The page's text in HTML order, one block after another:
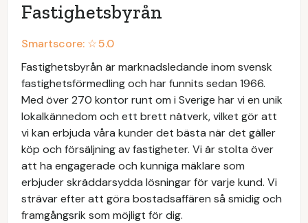
Fastighetsbyrån
Smartscore: ☆5.0
Fastighetsbyrån är marknadsledande inom svensk
fastighetsförmedling och har funnits sedan 1966.
Med över 270 kontor runt om i Sverige har vi en unik
lokalkännedom och ett brett nätverk, vilket gör att
vi kan erbjuda våra kunder det bästa när det gäller
köp och försäljning av fastigheter. Vi är stolta över
att ha engagerade och kunniga mäklare som
erbjuder skräddarsydda lösningar för varje kund. Vi
strävar efter att göra bostadsaffären så smidig och
framgångsrik som möjligt för dig.